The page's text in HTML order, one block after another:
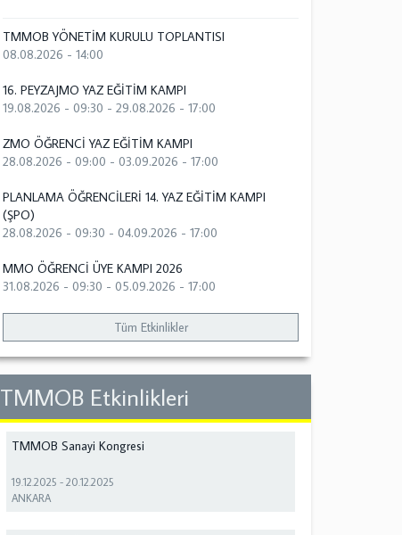
TMMOB YÖNETİM KURULU TOPLANTISI
08.08.2026 - 14:00
16. PEYZAJMO YAZ EĞİTİM KAMPI
19.08.2026 - 09:30 -29.08.2026 - 17:00
ZMO ÖĞRENCİ YAZ EĞİTİM KAMPI
28.08.2026 - 09:00 -03.09.2026 - 17:00
PLANLAMA ÖĞRENCİLERİ 14. YAZ EĞİTİM KAMPI
(ŞPO)
28.08.2026 - 09:30 -04.09.2026 - 17:00
MMO ÖĞRENCİ ÜYE KAMPI 2026
31.08.2026 - 09:30 -05.09.2026 - 17:00
Tüm Etkinlikler
TMMOB Etkinlikleri
TMMOB Sanayi Kongresi
19.12.2025 -20.12.2025
ANKARA